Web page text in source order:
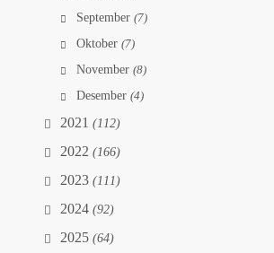
September(7)
Oktober(7)
November(8)
Desember(4)
2021(112)
2022(166)
2023(111)
2024(92)
2025(64)